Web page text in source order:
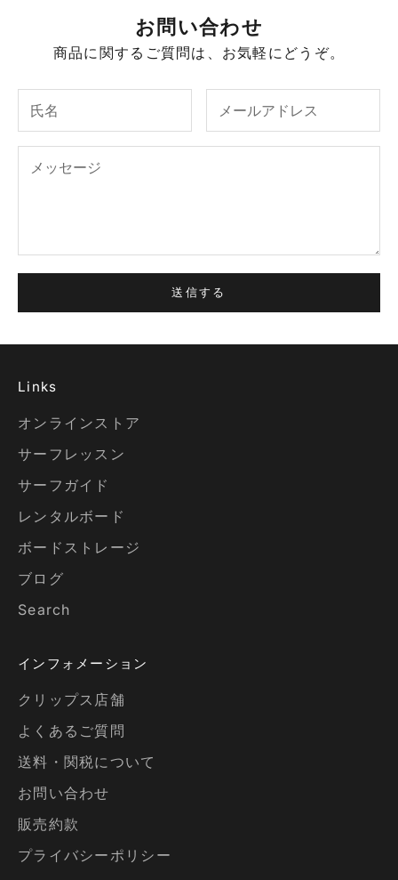
お問い合わせ
商品に関するご質問は、お気軽にどうぞ。
送信する
Links
オンラインストア
サーフレッスン
サーフガイド
レンタルボード
ボードストレージ
ブログ
Search
インフォメーション
クリップス店舗
よくあるご質問
送料・関税について
お問い合わせ
販売約款
プライバシーポリシー